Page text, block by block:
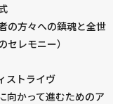
の方々への鎮魂と全世
レモニー）
ストライヴ
向かって進むためのア